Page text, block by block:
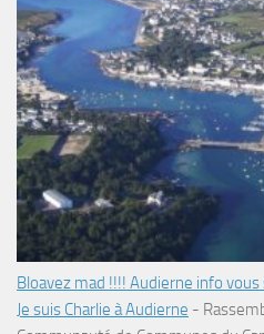
Bloavez mad !!!! Audierne info
Je suis Charlie à Audierne -